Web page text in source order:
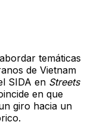
temáticas
de Vietnam
SIDA en Streets
en que
giro hacia un